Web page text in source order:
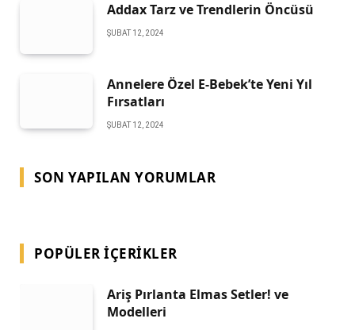
Addax Tarz ve Trendlerin Öncüsü
ŞUBAT 12, 2024
Annelere Özel E-Bebek’te Yeni Yıl
Fırsatları
ŞUBAT 12, 2024
SON YAPILAN YORUMLAR
POPÜLER İÇERIKLER
Ariş Pırlanta Elmas Setler! ve
Modelleri